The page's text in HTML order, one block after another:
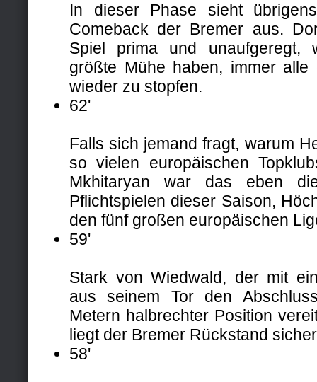
In dieser Phase sieht
Comeback der Bremer aus.
Spiel prima und unaufgeregt,
größte Mühe haben, immer alle
wieder zu stopfen.
62'
Falls sich jemand fragt, warum
so vielen europäischen
Mkhitaryan war das eben
Pflichtspielen dieser Saison,
den fünf großen europäischen
59'
Stark von Wiedwald, der mit
aus seinem Tor den
Metern halbrechter Position
liegt der Bremer Rückstand
58'